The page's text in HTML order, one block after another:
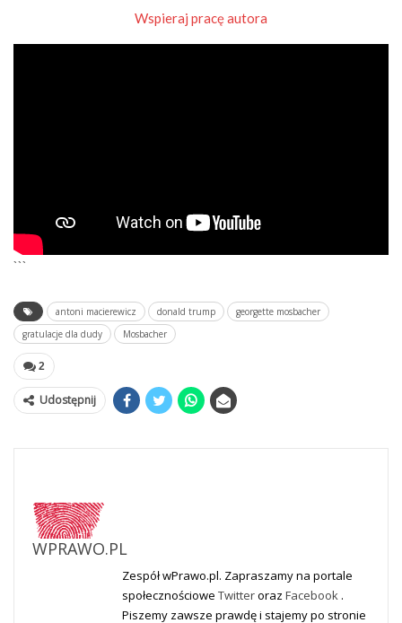
Wspieraj pracę autora
```
antoni macierewicz donald trump
georgette mosbacher
gratulacje dla dudy
Mosbacher
2
Udostępnij
WPRAWO.PL
Zespół wPrawo.pl. Zapraszamy na portale
społecznościowe Twitteroraz Facebook .
Piszemy zawsze prawdę i stajemy po stronie